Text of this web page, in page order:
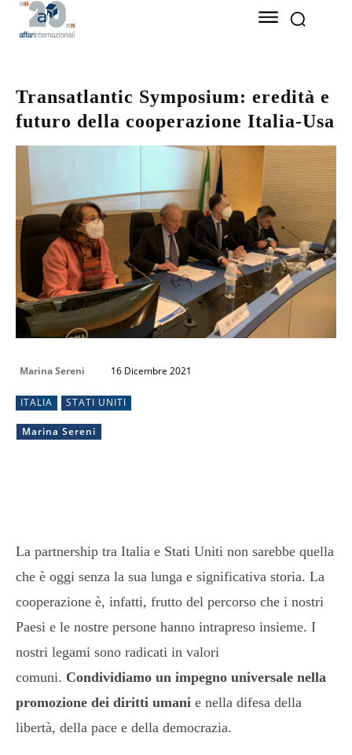
Transatlantic Symposium: eredità e
futuro della cooperazione Italia-Usa
Marina Sereni 16 Dicembre 2021
ITALIA STATI UNITI
Marina Sereni
La partnership tra Italia e Stati Uniti non sarebbe quella
che è oggi senza la sua lunga e significativa storia. La
cooperazione è, infatti, frutto del percorso che i nostri
Paesi e le nostre persone hanno intrapreso insieme. I
nostri legami sono radicati in valori
comuni. Condividiamo un impegno universale nella
promozione dei diritti umani e nella difesa della
libertà, della pace e della democrazia.